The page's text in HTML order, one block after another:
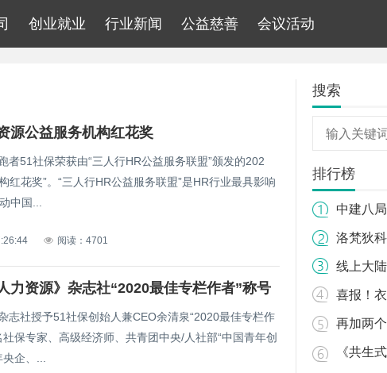
创业就业 行业新闻 公益慈善 会议活动
源公益服务机构红花奖
者51社保荣获由“三人行HR公益服务联盟”颁发的202
红花奖”。“三人行HR公益服务联盟”是HR行业最具影响
中国...
阅读：4701
力资源》杂志社“2020最佳专栏作者”称号
志社授予51社保创始人兼CEO余清泉“2020最佳专栏作
保专家、高级经济师、共青团中央/人社部“中国青年创
企、...
搜索
排行榜